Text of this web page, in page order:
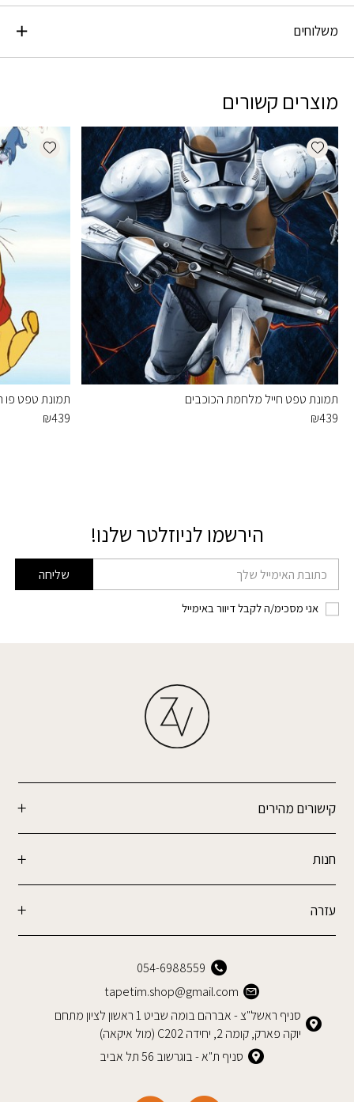
משלוחים
מוצרים קשורים
Add wishlist
תמונת טפט חייל מלחמת הכוכבים
₪439
wishlist
תמונת טפט פו
₪439
הירשמו לניוזלטר שלנו!
דוא׳׳ל שליחה
אני מסכימ/ה לקבל דיוור באימייל
קישורים מהירים
חנות
עזרה
054-6988559
tapetim.shop@gmail.com
סניף ראשל"צ - אברהם בומה שביט 1 ראשון לציון מתחם
יוקה פארק, קומה 2, יחידה C202 (מול איקאה)
סניף ת"א - בוגרשוב 56 תל אביב